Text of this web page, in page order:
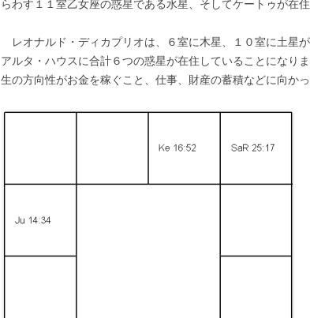
らわす１１室乙女座の惑星である水星、そしてケートゥが在住
レオナルド・ディカプリオは、６室に木星、１０室に土星
アルタ・ハウスに合計６つの惑星が在住していることになり
生の方向性がお金を稼ぐこと、仕事、財産の蓄積などに向か